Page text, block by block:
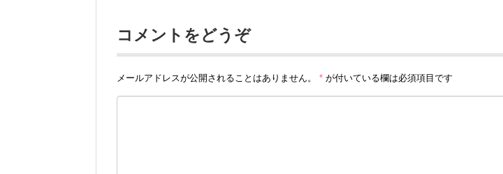
コメントをどうぞ
メールアドレスが公開されることはありません。 * が付いている欄は必須項目です